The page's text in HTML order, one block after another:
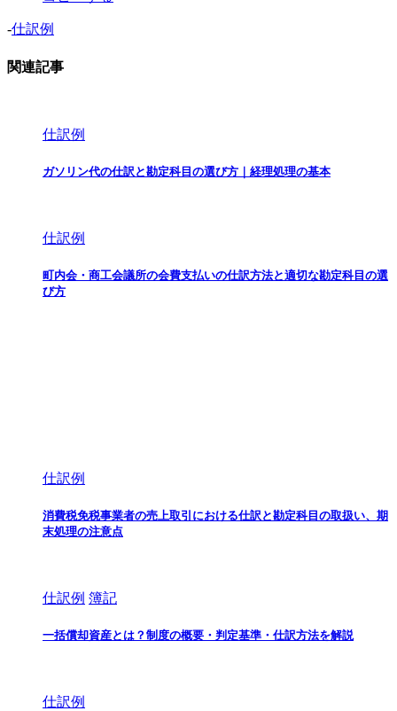
-仕訳例
関連記事
仕訳例
ガソリン代の仕訳と勘定科目の選び方｜経理処理の基本
仕訳例
町内会・商工会議所の会費支払いの仕訳方法と適切な勘定科目の選
び方
仕訳例
消費税免税事業者の売上取引における仕訳と勘定科目の取扱い、期
末処理の注意点
仕訳例 簿記
一括償却資産とは？制度の概要・判定基準・仕訳方法を解説
仕訳例